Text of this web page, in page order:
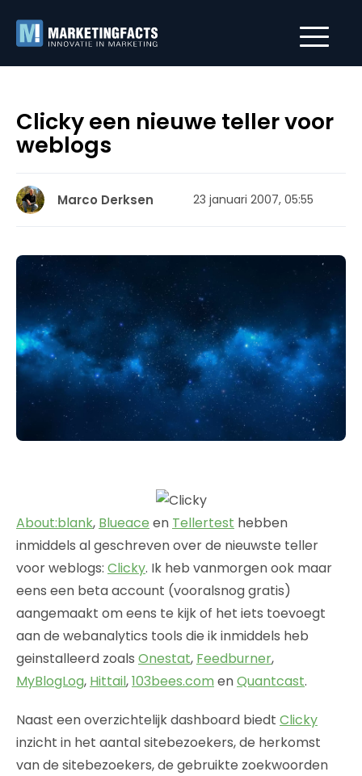
Clicky een nieuwe teller voor
weblogs
Marco Derksen 23 januari 2007, 05:55
About:blank, Blueace en Tellertest hebben
inmiddels al geschreven over de nieuwste teller
voor weblogs: Clicky. Ik heb vanmorgen ook maar
eens een beta account (vooralsnog gratis)
aangemaakt om eens te kijk of het iets toevoegt
aan de webanalytics tools die ik inmiddels heb
geinstalleerd zoals Onestat, Feedburner,
MyBlogLog, Hittail,103bees.com enQuantcast.
Naast een overzichtelijk dashboard biedt Clicky
inzicht in het aantal sitebezoekers, de herkomst
van de sitebezoekers, de gebruikte zoekwoorden